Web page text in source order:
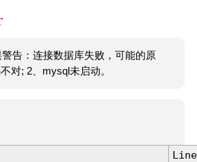
告：连接数据库失败，可能的原
对; 2、mysql未启动。
Line